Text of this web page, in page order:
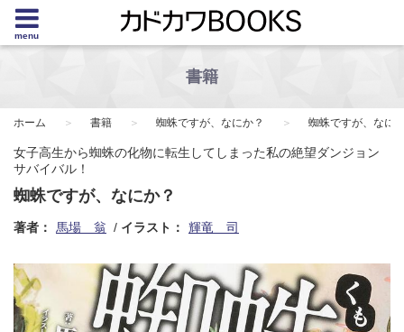
menu
書籍
ホーム 書籍 蜘蛛ですが、なにか？ 蜘蛛ですが、なに
女子高生から蜘蛛の化物に転生してしまった私の絶望ダンジョン
サバイバル！
蜘蛛ですが、なにか？
著者： 馬場 翁 イラスト： 輝竜 司